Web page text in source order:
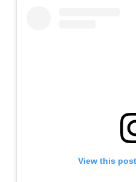
View this